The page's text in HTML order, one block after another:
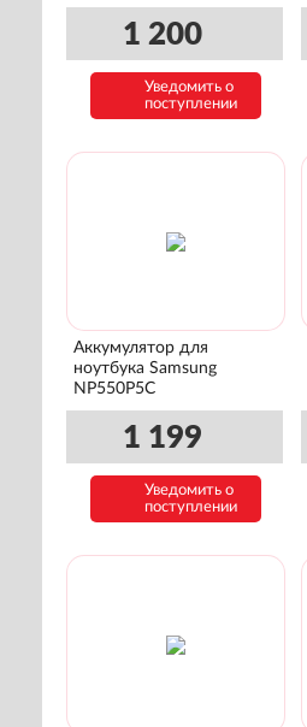
1 200
Уведомить о
поступлении
Аккумулятор для
ноутбука Samsung
NP550P5C
1 199
Уведомить о
поступлении